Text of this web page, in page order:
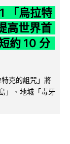
「烏拉特
高世界首
約 10 分
克的詛咒」將
」、地城「毒牙